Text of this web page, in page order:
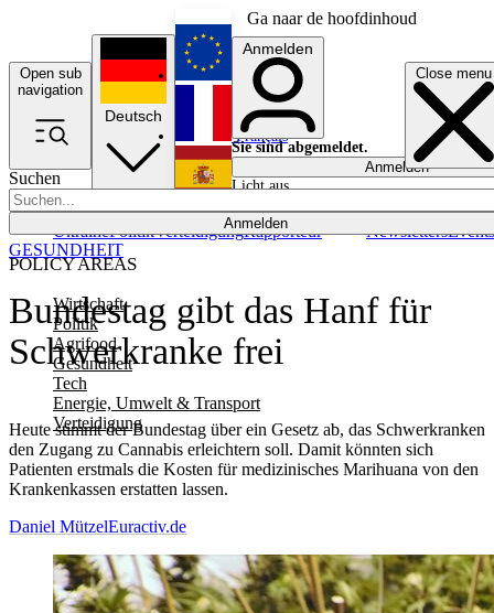
Ga naar de hoofdinhoud
Open sub
navigation
Close menu
Suchen
Anmelden
POLICY AREAS
Wirtschaft
Politik
Agrifood
Gesundheit
Tech
Energie, Umwelt & Transport
Verteidigung
UkrainePolitikVerteidigungRapporteur NewslettersEvents
Deutsch
English
Français
Anmelden
Sie sind abgemeldet.
Anmelden
Licht aus
Bundestag gibt das Hanf für
Schwerkranke frei
Heute stimmt der Bundestag über ein Gesetz ab, das Schwerkranken
den Zugang zu Cannabis erleichtern soll. Damit könnten sich
Patienten erstmals die Kosten für medizinisches Marihuana von den
Krankenkassen erstatten lassen.
GESUNDHEIT
Daniel MützelEuractiv.de